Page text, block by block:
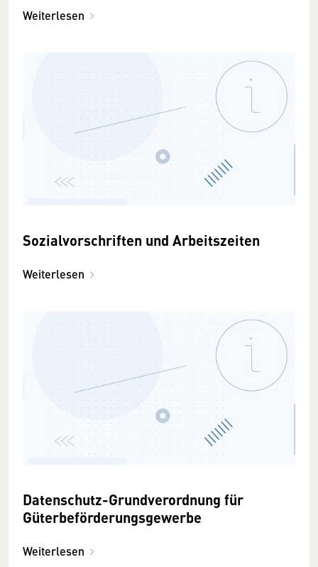
Weiterlesen
Sozialvorschriften und Arbeitszeiten
Weiterlesen
Datenschutz-Grundverordnung für
Güterbeförderungsgewerbe
Weiterlesen